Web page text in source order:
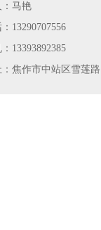
马艳
13290707556
13393892385
焦作市中站区雪莲路